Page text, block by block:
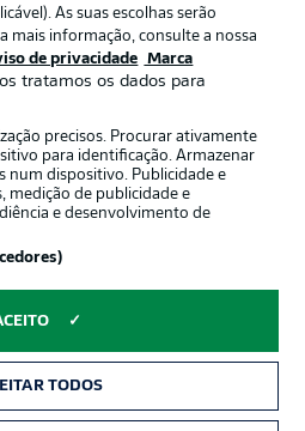
Jogadores
Gruppe GmbH
idioma
As suas escolhas serão
mais informação, consulte a nossa
de privacidade Marca
tratamos os dados para
precisos. Procurar ativamente
para identificação. Armazenar
num dispositivo. Publicidade e
medição de publicidade e
e desenvolvimento de
TODOS